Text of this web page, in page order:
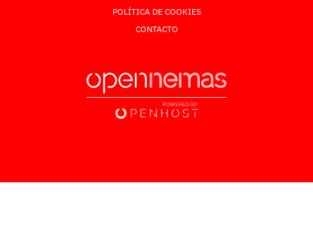
POLÍTICA DE COOKIES
CONTACTO